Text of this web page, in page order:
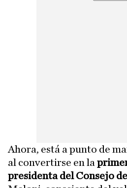
Ahora, está a punto de
al convertirse en la
presidenta del Consejo